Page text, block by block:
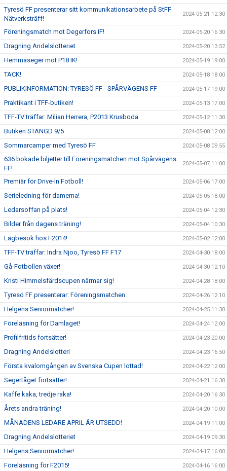
Tyresö FF presenterar sitt kommunikationsarbete på StFF
Nätverksträff!
2024-05-21 12:30
Föreningsmatch mot Degerfors IF! 2024-05-20 16:30
Dragning Andelslotteriet 2024-05-20 13:52
Hemmaseger mot P18 IK! 2024-05-19 19:00
TACK! 2024-05-18 18:00
PUBLIKINFORMATION: TYRESÖ FF - SPÅRVÄGENS FF 2024-05-17 19:00
Praktikant i TFF-butiken! 2024-05-13 17:00
TFF-TV träffar: Milian Herrera, P2013 Krusboda 2024-05-12 11:30
Butiken STÄNGD 9/5 2024-05-08 12:00
Sommarcamper med Tyresö FF 2024-05-08 09:55
636 bokade biljetter till Föreningsmatchen mot Spårvägens
FF!
2024-05-07 11:00
Premiär för Drive-In Fotboll! 2024-05-06 17:00
Serieledning för damerna! 2024-05-05 18:00
Ledarsoffan på plats! 2024-05-04 12:30
Bilder från dagens träning! 2024-05-04 10:30
Lagbesök hos F2014! 2024-05-02 12:00
TFF-TV träffar: Indra Njoo, Tyresö FF F17 2024-04-30 18:00
Gå-Fotbollen växer! 2024-04-30 12:10
Kristi Himmelsfärdscupen närmar sig! 2024-04-28 18:00
Tyresö FF presenterar: Föreningsmatchen 2024-04-26 12:10
Helgens Seniormatcher! 2024-04-25 11:30
Föreläsning för Damlaget! 2024-04-24 12:00
Profilfritids fortsätter! 2024-04-23 20:00
Dragning Andelslotteri 2024-04-23 16:50
Första kvalomgången av Svenska Cupen lottad! 2024-04-22 12:00
Segertåget fortsätter! 2024-04-21 16:30
Kaffe kaka, tredje raka! 2024-04-20 16:30
Årets andra träning! 2024-04-20 10:00
MÅNADENS LEDARE APRIL ÄR UTSEDD! 2024-04-19 11:00
Dragning Andelslotteriet 2024-04-19 09:30
Helgens Seniormatcher! 2024-04-17 16:00
Föreläsning för F2015! 2024-04-16 16:00